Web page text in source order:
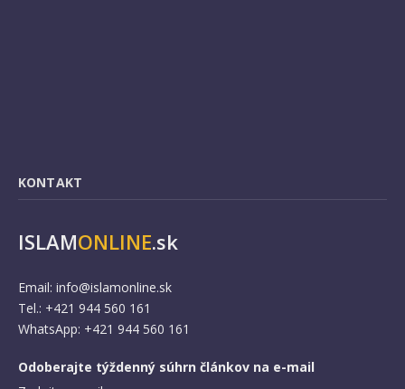
KONTAKT
ISLAMONLINE.sk
Email: info@islamonline.sk
Tel.: +421 944 560 161
WhatsApp: +421 944 560 161
Odoberajte týždenný súhrn článkov na e-mail